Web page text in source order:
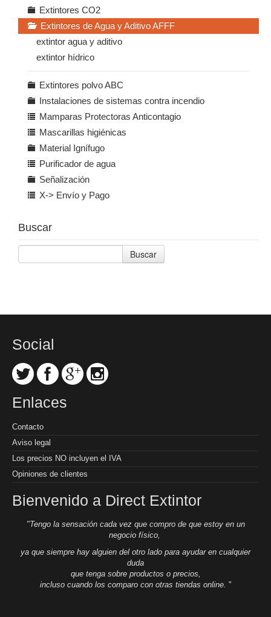
Extintores CO2
Extintores de Agua y Aditivo AFFF
extintor agua y aditivo
extintor hídrico
Extintores polvo ABC
Instalaciones de sistemas contra incendio
Mamparas Protectoras Anticontagio
Mascarillas higiénicas
Material Ignífugo
Purificador de agua
Señalización
X-> Envío y Pago
Buscar
Buscar
Social
Enlaces
Contacto
Aviso legal
Los precios NO incluyen el IVA
Opiniones de clientes
Bienvenido a Direct Extintor
"Tengo la sensación cada vez que compro de que estoy en un
negocio físico,
ya que siempre hay alguien del otro lado para ayudar en cualquier
duda
que tenga sobre productos o precios,
incluso cuando los comparo con otras tiendas online. "